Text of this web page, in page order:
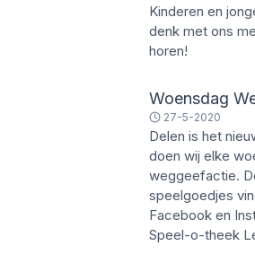
Kinderen en
denk met ons
horen!
Woensdag
27-5-2020
Delen is het
doen wij elke
weggeefactie.
speelgoedjes
Facebook en
Speel-o-theek